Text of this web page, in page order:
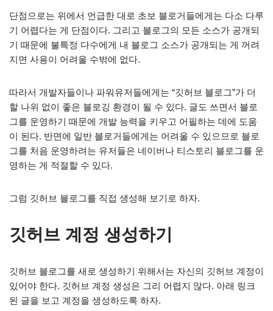
단점으로는 위에서 언급한 대로 초보 블로거들에게는 다소 다루
기 어렵다는 게 단점이다. 그리고 블로그의 모든 소스가 공개되
기 때문에 불특정 다수에게 내 블로그 소스가 공개되는 게 꺼려
지면 사용이 어려울 수밖에 없다.
따라서 개발자들이나 파워유저들에게는 “깃허브 블로그”가 더
할 나위 없이 좋은 블로깅 환경이 될 수 있다. 글도 쓰면서 블로
그를 운영하기 때문에 개발 능력을 키우고 어필하는 데에 도움
이 된다. 반면에 일반 블로거들에게는 어려울 수 있으므로 블로
그를 처음 운영하려는 유저들은 네이버나 티스토리 블로그를 운
영하는 게 적절할 수 있다.
그럼 깃허브 블로그를 직접 생성해 보기로 하자.
깃허브 계정 생성하기
깃허브 블로그를 새로 생성하기 위해서는 자신의 깃허브 계정이
있어야 한다. 깃허브 계정 생성은 그리 어렵지 않다. 아래 링크
된 글을 보고 계정을 생성하도록 하자.